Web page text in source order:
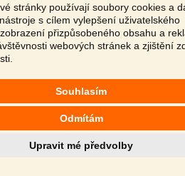
stránky používají soubory cookies a
s cílem vylepšení uživatelského
přizpůsobeného obsahu a
webových stránek a zjištění
Souhlasím
Odmítám
Upravit mé předvolby